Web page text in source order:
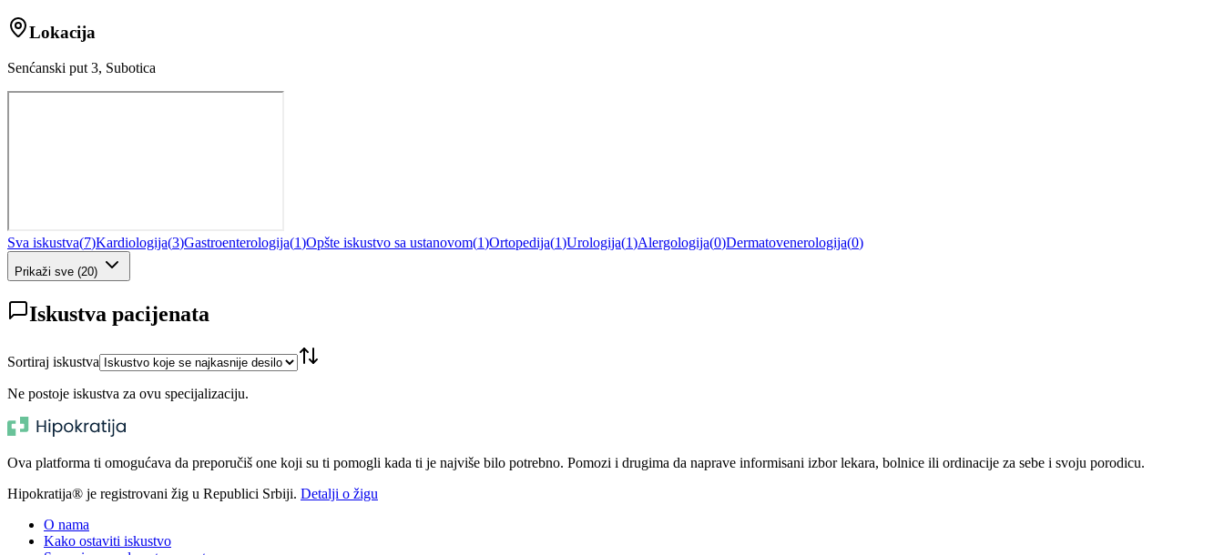
Lokacija
Senćanski put 3, Subotica
Sva iskustva(7)Kardiologija(3)Gastroenterologija(1)Opšte iskustvo sa ustanovom(1)Ortopedija(1)Urologija(1)Alergologija(0)Dermatovenerologija(0)
Prikaži sve (20)
Iskustva pacijenata
Sortiraj iskustva
Ne postoje iskustva za ovu specijalizaciju.
Ova platforma ti omogućava da preporučiš one koji su ti pomogli kada ti je najviše bilo potrebno. Pomozi i drugima da naprave informisani izbor lekara, bolnice ili ordinacije za sebe i svoju porodicu.
Hipokratija® je registrovani žig u Republici Srbiji. Detalji o žigu
O nama
Kako ostaviti iskustvo